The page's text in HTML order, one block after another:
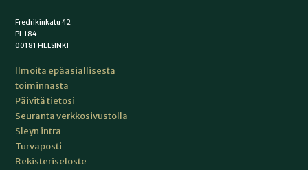
Fredrikinkatu 42
PL 184
00181 HELSINKI
Ilmoita epäasiallisesta
toiminnasta
Päivitä tietosi
Seuranta verkkosivustolla
Sleyn intra
Turvaposti
Rekisteriseloste